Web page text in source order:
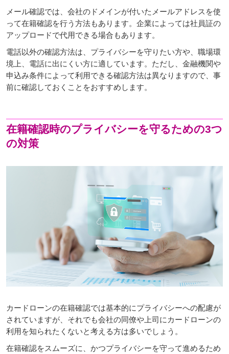
メール確認では、会社のドメインが付いたメールアドレスを使
って在籍確認を行う方法もあります。企業によっては社員証の
アップロードで代用できる場合もあります。
電話以外の確認方法は、プライバシーを守りたい方や、職場環
境上、電話に出にくい方に適しています。ただし、金融機関や
申込み条件によって利用できる確認方法は異なりますので、事
前に確認しておくことをおすすめします。
在籍確認時のプライバシーを守るための3つ
の対策
カードローンの在籍確認では基本的にプライバシーへの配慮が
されていますが、それでも会社の同僚や上司にカードローンの
利用を知られたくないと考える方は多いでしょう。
在籍確認をスムーズに、かつプライバシーを守って進めるため